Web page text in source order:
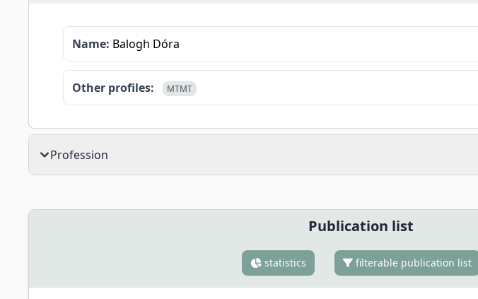
Name: Balogh Dóra
Other profiles: MTMT
Profession
Publication list
statistics filterable publication list